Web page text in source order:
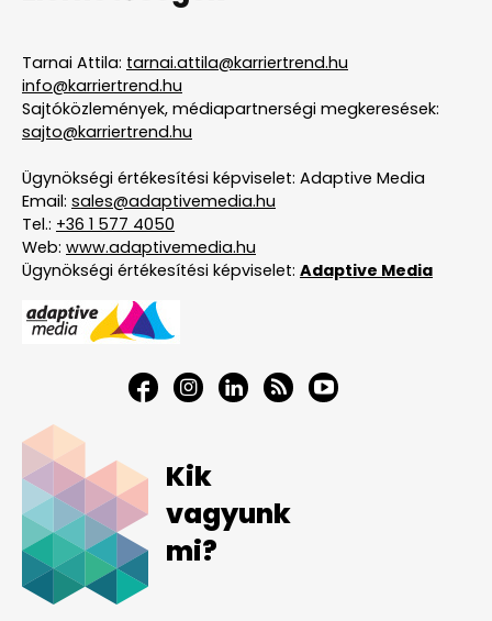
Tarnai Attila: tarnai.attila@karriertrend.hu
info@karriertrend.hu
Sajtóközlemények, médiapartnerségi megkeresések:
sajto@karriertrend.hu
Ügynökségi értékesítési képviselet: Adaptive Media
Email: sales@adaptivemedia.hu
Tel.: +36 1 577 4050
Web: www.adaptivemedia.hu
Ügynökségi értékesítési képviselet: Adaptive Media
Kik
vagyunk
mi?